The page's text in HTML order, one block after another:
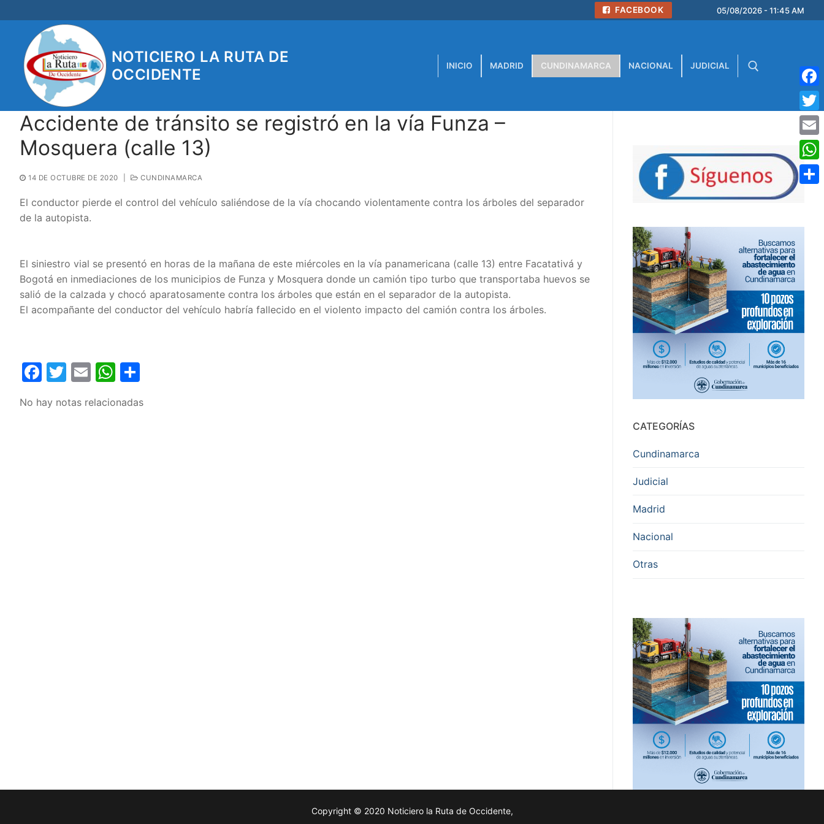
al
contenido
FACEBOOK 05/08/2026 - 11:45 AM
NOTICIERO LA RUTA DE
OCCIDENTE
INICIO MADRID CUNDINAMARCA NACIONAL JUDICIAL
Accidente de tránsito se registró en la vía Funza –
Mosquera (calle 13)
14 DE OCTUBRE DE 2020 CUNDINAMARCA
El conductor pierde el control del vehículo saliéndose de la vía chocando violentamente contra los árboles del separador
de la autopista.
El siniestro vial se presentó en horas de la mañana de este miércoles en la vía panamericana (calle 13) entre Facatativá y
Bogotá en inmediaciones de los municipios de Funza y Mosquera donde un camión tipo turbo que transportaba huevos se
salió de la calzada y chocó aparatosamente contra los árboles que están en el separador de la autopista.
El acompañante del conductor del vehículo habría fallecido en el violento impacto del camión contra los árboles.
Facebook
Twitter
EmailWhatsApp
No hay notas relacionadas
CATEGORÍAS
Cundinamarca
Judicial
Madrid
Nacional
Otras
Copyright © 2020 Noticiero la Ruta de Occidente,
Email